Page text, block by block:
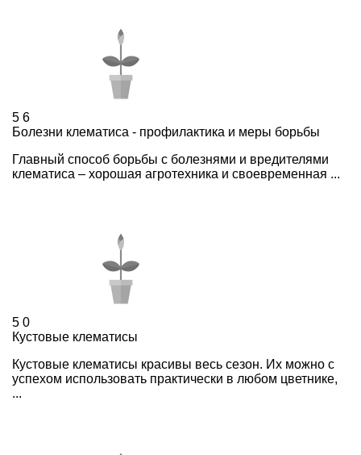
5 6
Болезни клематиса - профилактика и меры борьбы
Главный способ борьбы с болезнями и вредителями
клематиса – хорошая агротехника и своевременная ...
5 0
Кустовые клематисы
Кустовые клематисы красивы весь сезон. Их можно с
успехом использовать практически в любом цветнике,
...